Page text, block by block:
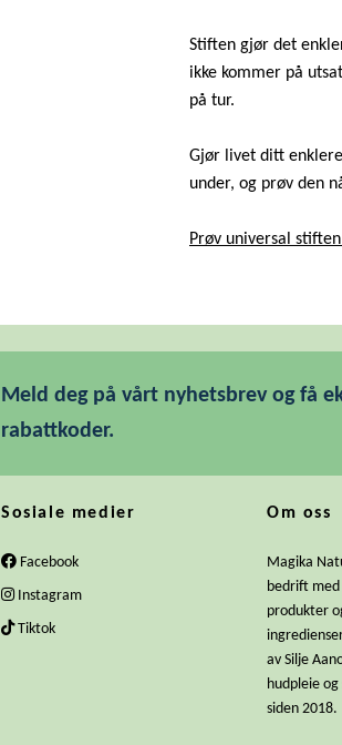
Stiften gjør det
ikke kommer på
på tur.
Gjør livet ditt
under, og prøv den
Prøv universal
Meld deg på vårt nyhetsbrev og få
rabattkoder.
Sosiale medier
Facebook
Instagram
Tiktok
Om oss
Magika
bedrift
produkter
av Silje
hudpleie
siden 2018.